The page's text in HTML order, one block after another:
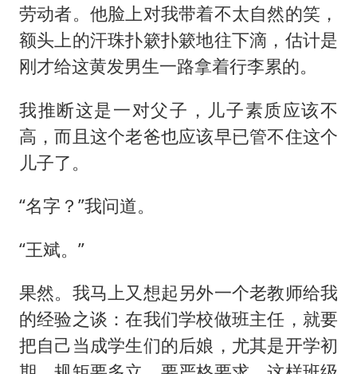
劳动者。他脸上对我带着不太自然的笑，
额头上的汗珠扑簌扑簌地往下滴，估计是
刚才给这黄发男生一路拿着行李累的。
我推断这是一对父子，儿子素质应该不
高，而且这个老爸也应该早已管不住这个
儿子了。
“名字？”我问道。
“王斌。”
果然。我马上又想起另外一个老教师给我
的经验之谈：在我们学校做班主任，就要
把自己当成学生们的后娘，尤其是开学初